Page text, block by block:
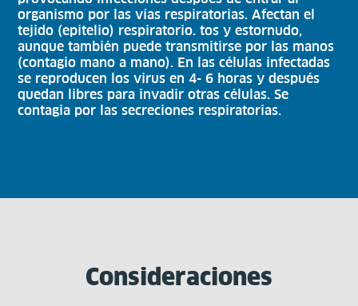
organismo por las vías respiratorias. Afectan el
tejido (epitelio) respiratorio. tos y estornudo,
aunque también puede transmitirse por las manos
(contagio mano a mano). En las células infectadas
se reproducen los virus en 4- 6 horas y después
quedan libres para invadir otras células. Se
contagia por las secreciones respiratorias.
Consideraciones